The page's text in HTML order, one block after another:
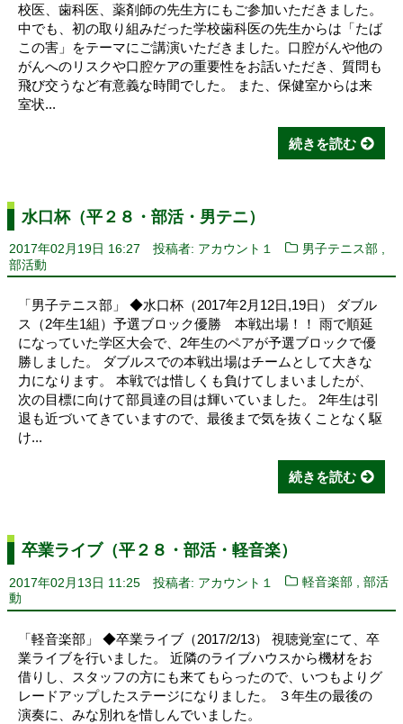
校医、歯科医、薬剤師の先生方にもご参加いただきました。
中でも、初の取り組みだった学校歯科医の先生からは「たば
この害」をテーマにご講演いただきました。口腔がんや他の
がんへのリスクや口腔ケアの重要性をお話いただき、質問も
飛び交うなど有意義な時間でした。 また、保健室からは来
室状...
続きを読む
水口杯（平２８・部活・男テニ）
2017年02月19日 16:27 投稿者: アカウント１ 男子テニス部
部活動
「男子テニス部」 ◆水口杯（2017年2月12日,19日） ダブル
ス（2年生1組）予選ブロック優勝 本戦出場！！ 雨で順延
になっていた学区大会で、2年生のペアが予選ブロックで優
勝しました。 ダブルスでの本戦出場はチームとして大きな
力になります。 本戦では惜しくも負けてしまいましたが、
次の目標に向けて部員達の目は輝いていました。 2年生は引
退も近づいてきていますので、最後まで気を抜くことなく駆
け...
続きを読む
卒業ライブ（平２８・部活・軽音楽）
2017年02月13日 11:25 投稿者: アカウント１ 軽音楽部 ,部活
動
「軽音楽部」 ◆卒業ライブ（2017/2/13） 視聴覚室にて、卒
業ライブを行いました。 近隣のライブハウスから機材をお
借りし、スタッフの方にも来てもらったので、いつもよりグ
レードアップしたステージになりました。 ３年生の最後の
演奏に、みな別れを惜しんでいました。